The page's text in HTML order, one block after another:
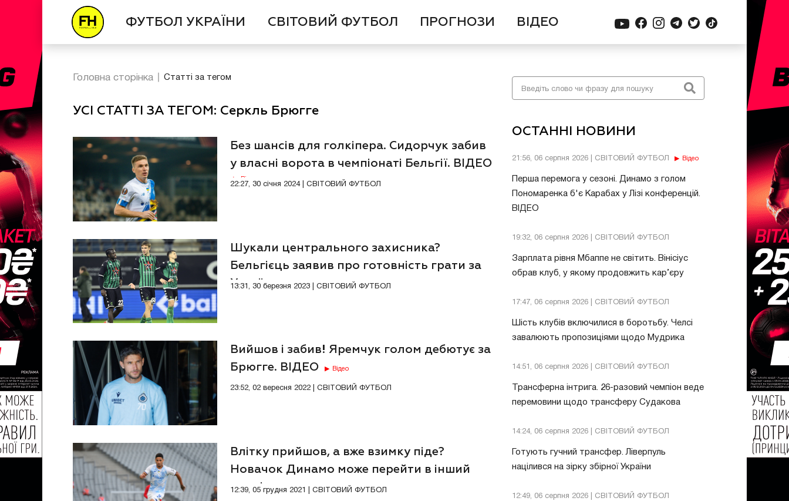
ФУТБОЛ УКРАЇНИ СВІТОВИЙ ФУТБОЛ ПРОГНОЗИ ВІДЕО
ОСТАННІ НОВИНИ
21:56, 06 серпня 2026 | СВІТОВИЙ ФУТБОЛ Відео
Перша перемога у сезоні. Динамо з голом
Пономаренка б'є Карабах у Лізі конференцій.
ВІДЕО
19:32, 06 серпня 2026 | СВІТОВИЙ ФУТБОЛ
Зарплата рівня Мбаппе не світить. Вінісіус
обрав клуб, у якому продовжить кар’єру
17:47, 06 серпня 2026 | СВІТОВИЙ ФУТБОЛ
Шість клубів включилися в боротьбу. Челсі
завалюють пропозиціями щодо Мудрика
14:51, 06 серпня 2026 | СВІТОВИЙ ФУТБОЛ
Трансферна інтрига. 26-разовий чемпіон веде
перемовини щодо трансферу Судакова
14:24, 06 серпня 2026 | СВІТОВИЙ ФУТБОЛ
Готують гучний трансфер. Ліверпуль
націлився на зірку збірної України
12:49, 06 серпня 2026 | СВІТОВИЙ ФУТБОЛ
Головна сторінка Статті за тегом
УСІ СТАТТІ ЗА ТЕГОМ: Серкль Брюгге
Без шансів для голкіпера. Сидорчук забив
у власні ворота в чемпіонаті Бельгії. ВІДЕО
Відео
22:27, 30 січня 2024 | СВІТОВИЙ ФУТБОЛ
Шукали центрального захисника?
Бельгієць заявив про готовність грати за
Україну
13:31, 30 березня 2023 | СВІТОВИЙ ФУТБОЛ
Вийшов і забив! Яремчук голом дебютує за
Брюгге. ВІДЕО
Відео
23:52, 02 вересня 2022 | СВІТОВИЙ ФУТБОЛ
Влітку прийшов, а вже взимку піде?
Новачок Динамо може перейти в інший
чемпіонат
12:39, 05 грудня 2021 | СВІТОВИЙ ФУТБОЛ